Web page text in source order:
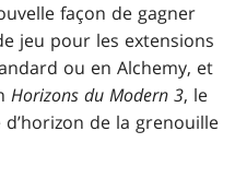
façon de gagner
jeu pour les extensions
ou en Alchemy, et
Horizons du Modern 3, le
de la grenouille